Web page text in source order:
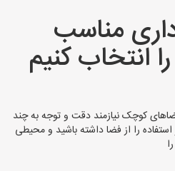
استان ها مناسب
انتخاب کنیم
کوچک نیازمند دقت و توجه به چند
را از فضا داشته باشید و محیطی